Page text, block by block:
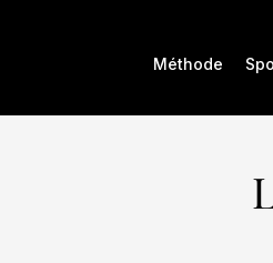
Méthode